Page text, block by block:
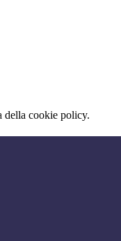
della cookie policy.